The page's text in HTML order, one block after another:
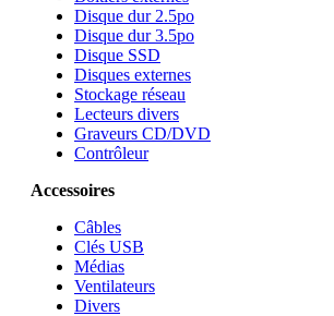
Disque dur 2.5po
Disque dur 3.5po
Disque SSD
Disques externes
Stockage réseau
Lecteurs divers
Graveurs CD/DVD
Contrôleur
Accessoires
Câbles
Clés USB
Médias
Ventilateurs
Divers